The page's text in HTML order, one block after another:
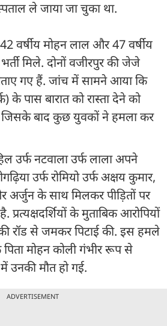
ले जाया जा चुका था.
वर्षीय मोहन लाल और 47 वर्षीय
मिले. दोनों वजीरपुर की जेजे
गए हैं. जांच में सामने आया कि
के पास बारात को रास्ता देने को
बाद कुछ युवकों ने हमला कर
उर्फ नटवाला उर्फ लाला अपने
उर्फ रोमियो उर्फ अक्षय कुमार,
अर्जुन के साथ मिलकर पीड़ितों पर
के मुताबिक आरोपियों
रॉड से जमकर पिटाई की. इस हमले
पिता मोहन कोली गंभीर रूप से
उनकी मौत हो गई.
ADVERTISEMENT